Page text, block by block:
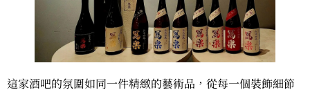
這家酒吧的氛圍如同一件精緻的藝術品，從每一個裝飾細節